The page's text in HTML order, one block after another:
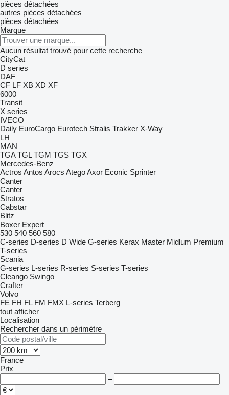
pièces détachées
autres pièces détachées
pièces détachées
Marque
Aucun résultat trouvé pour cette recherche
CityCat
D series
DAF
CF LF XB XD XF
6000
Transit
X series
IVECO
Daily EuroCargo Eurotech Stralis Trakker X-Way
LH
MAN
TGA TGL TGM TGS TGX
Mercedes-Benz
Actros Antos Arocs AtegoAxor Econic Sprinter
Canter
Canter
Stratos
Cabstar
Blitz
Boxer Expert
530 540 560 580
C-series D-series D Wide G-series Kerax Master Midlum Premium
T-series
Scania
G-series L-series R-series S-series T-series
Cleango Swingo
Crafter
Volvo
FE FH FL FM FMX L-series Terberg
tout afficher
Localisation
Rechercher dans un périmètre
France
Prix
–